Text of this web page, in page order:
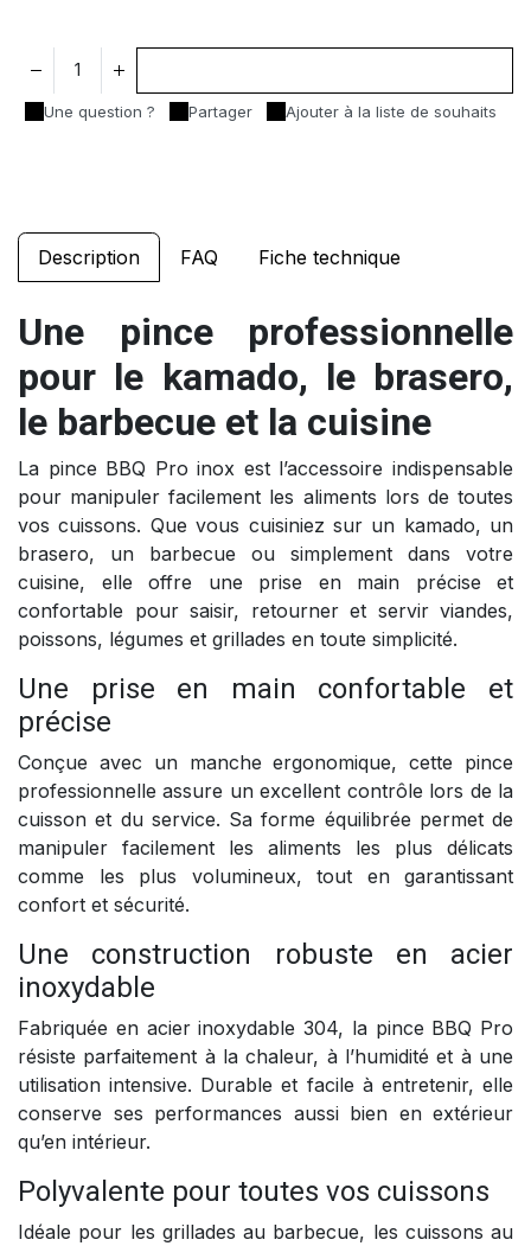
Une question ? Partager Ajouter à la liste de souhaits
Description FAQ Fiche technique
Une pince professionnelle
pour le kamado, le brasero,
le barbecue et la cuisine
La pince BBQ Pro inox est l’accessoire indispensable
pour manipuler facilement les aliments lors de toutes
vos cuissons. Que vous cuisiniez sur un kamado, un
brasero, un barbecue ou simplement dans votre
cuisine, elle offre une prise en main précise et
confortable pour saisir, retourner et servir viandes,
poissons, légumes et grillades en toute simplicité.
Une prise en main confortable et
précise
Conçue avec un manche ergonomique, cette pince
professionnelle assure un excellent contrôle lors de la
cuisson et du service. Sa forme équilibrée permet de
manipuler facilement les aliments les plus délicats
comme les plus volumineux, tout en garantissant
confort et sécurité.
Une construction robuste en acier
inoxydable
Fabriquée en acier inoxydable 304, la pince BBQ Pro
résiste parfaitement à la chaleur, à l’humidité et à une
utilisation intensive. Durable et facile à entretenir, elle
conserve ses performances aussi bien en extérieur
qu’en intérieur.
Polyvalente pour toutes vos cuissons
Idéale pour les grillades au barbecue, les cuissons au